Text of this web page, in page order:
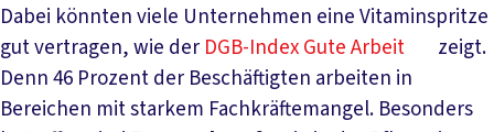
Dabei könnten viele Unternehmen eine Vitaminspritze
gut vertragen, wie der DGB-Index Gute Arbeit
zeigt.
Denn 46 Prozent der Beschäftigten arbeiten in
Bereichen mit starkem Fachkräftemangel. Besonders